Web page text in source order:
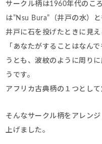
サークル柄は1960年代のこ
は”Nsu Bura”（井戸の水）と
井戸に石を投げたときに見
「あなたがすることはなん
うとも、波紋のように周り
うです。
アフリカ古典柄の１つとして
そんなサークル柄をアレン
上げました。